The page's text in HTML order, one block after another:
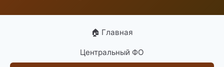
🏠 Главная
Центральный ФО